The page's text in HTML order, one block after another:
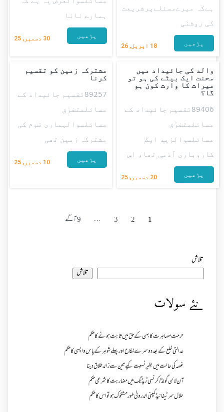
18 اپریل, 26
ہےکہ میرےمسئلےپرشریعت
کی روشنی
پڑھیں
30 دسمبر, 25
ہمارے نانا
پڑھیں
والد کی جائیداد میں
محنت ایک بیٹے کی ہو تو
میراث کا وارث کون ہو
گا؟
20 دسمبر, 25
89406تقسیم جائیداد کے
مسائلمتفرّق
مسائلسوالزید ایک
کاروباری آدمی تھا، اس
پڑھیں
مشترکہ زمین کو تقسیم
کرنا
10 دسمبر, 25
89257تقسیم جائیداد کے
مسائلمتفرّق
مسائلسوالہماری قوم کی
مشترکہ زمین تھی
پڑھیں
1
2
3
…
9آگے
تلاش
تلاش
نئے سولات
حرمت مصاہرت کا بہن کے حق میں ثابت ہونے کا حکم
عدالتی خلع کے بعد دوسرے نکاح اور پہلے شوہر کے پاس واپسی کا حکم
غصہ کی حالت میں بغیر نسبت کیے تین سے زائد طلاق دینا
آن لائن گولڈ /کرنسی ٹریڈنگ میں مضاربت کا شرعی حکم
حلال سرٹیفائیڈ کمپنی اندرونی طور مشکوک ہو تو اس کا حکم